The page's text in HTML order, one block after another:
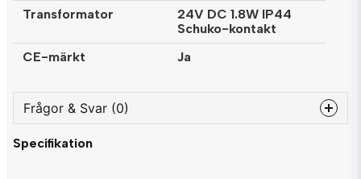
Transformator
24V DC 1.8W IP44
Schuko-kontakt
CE-märkt
Ja
Frågor & Svar (0)
question
Specifikation